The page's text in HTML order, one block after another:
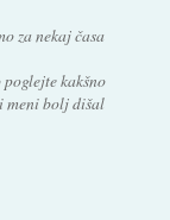
za nekaj časa
kakšno
meni bolj dišal